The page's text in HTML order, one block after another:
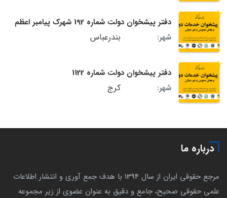
دفتر پیشخوان دولت شماره 192 شهرک پیامبر اعظم
شهر:
بندرعباس
دفتر پیشخوان دولت شماره 1122
شهر:
کرج
درباره ما
مرجع حقوقی ایران از سال 1394 با هدف جمع آوری و انتشار اطلاعات
علمی حقوقی صحیح، جامع و دقیق به عنوان عضوی از زیر مجموعه